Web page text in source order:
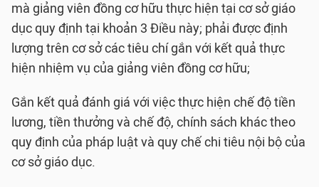
mà giảng viên đồng cơ hữu thực hiện tại cơ sở giáo
dục quy định tại khoản 3 Điều này; phải được định
lượng trên cơ sở các tiêu chí gắn với kết quả thực
hiện nhiệm vụ của giảng viên đồng cơ hữu;
Gắn kết quả đánh giá với việc thực hiện chế độ tiền
lương, tiền thưởng và chế độ, chính sách khác theo
quy định của pháp luật và quy chế chi tiêu nội bộ của
cơ sở giáo dục.